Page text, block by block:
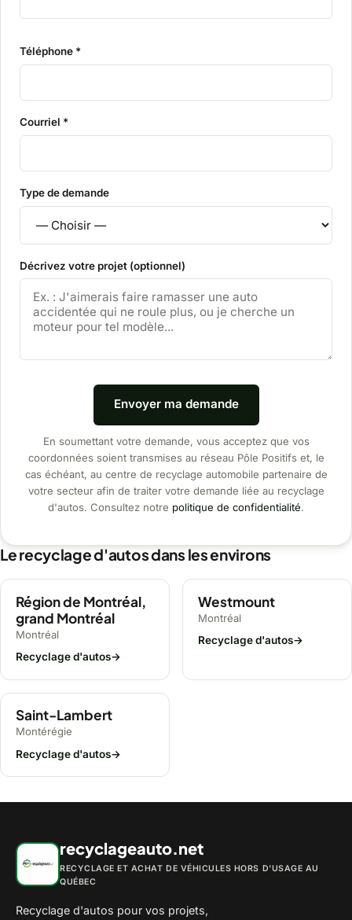
Téléphone *
Courriel *
Type de demande
Décrivez votre projet (optionnel)
Envoyer ma demande
En soumettant votre demande, vous acceptez que vos
coordonnées soient transmises au réseau Pôle Positifs et, le
cas échéant, au centre de recyclage automobile partenaire de
votre secteur afin de traiter votre demande liée au recyclage
d'autos. Consultez notre politique de confidentialité.
Le recyclage d'autos dans les environs
Région de Montréal,
grand Montréal
Montréal
Recyclage d'autos→
Westmount
Montréal
Recyclage d'autos→
Saint-Lambert
Montérégie
Recyclage d'autos→
recyclageauto.net
RECYCLAGE ET ACHAT DE VÉHICULES HORS D'USAGE AU
QUÉBEC
Recyclage d'autos pour vos projets,